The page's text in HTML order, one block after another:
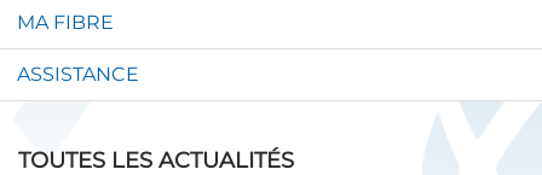
MA FIBRE
ASSISTANCE
TOUTES LES ACTUALITÉS